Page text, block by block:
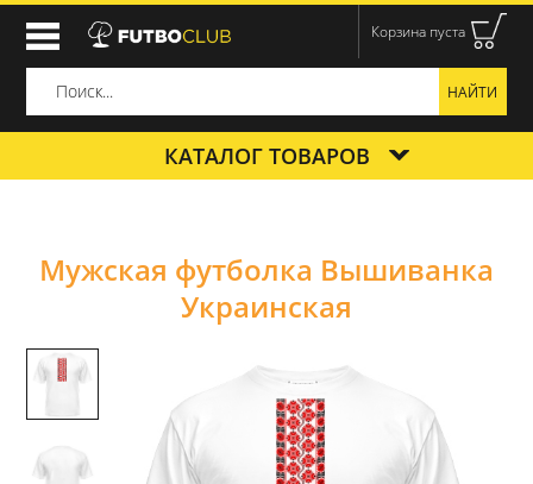
Корзина пуста
КАТАЛОГ ТОВАРОВ
Мужская футболка Вышиванка
Украинская